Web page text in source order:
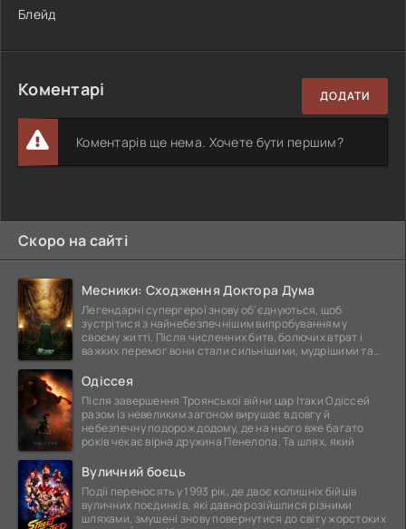
Блейд
Коментарі ДОДАТИ
Коментарів ще нема. Хочете бути першим?
Скоро на сайті
Месники: Сходження Доктора Дума
Легендарні супергерої знову об'єднуються, щоб
зустрітися з найнебезпечнішим випробуванням у
своєму житті. Після численних битв, болючих втрат і
важких перемог вони стали сильнішими, мудрішими та
Одіссея
Після завершення Троянської війни цар Ітаки Одіссей
разом із невеликим загоном вирушає в довгу й
небезпечну подорож додому, де на нього вже багато
років чекає вірна дружина Пенелопа. Та шлях, який
Вуличний боєць
Події переносять у 1993 рік, де двоє колишніх бійців
вуличних поєдинків, які давно розійшлися різними
шляхами, змушені знову повернутися до світу жорстоких